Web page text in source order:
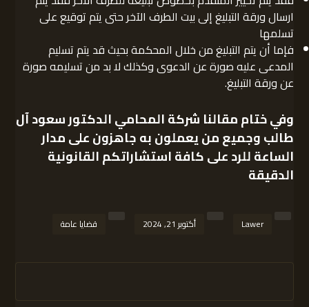
ارسال ورقة التبليغ إلى بيت الطرف الآخر حتى يتم توقيع على
تسلمها
فإما أن يتم التبليغ من خلال المحكمة بحيث قد يتم تسليم
المدعى عليه صورة عن الدعوى وكذلك لا بد من تسليمه صورة
عن ورقة التبليغ.
وفي ختام مقالنا شركة المحامي الدكتور سعود آل
طالبوجميع من يعملون به جاهزون على مدار
الساعة للرد على كافة استشاراتكم القانونية
الدقيقة
Lawer أكتوبر 21, 2024 قضايا عامة